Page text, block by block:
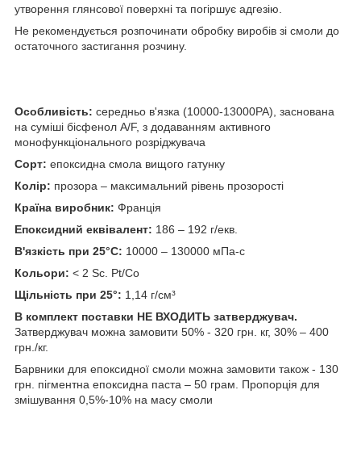
утворення глянсової поверхні та погіршує адгезію.
Не рекомендується розпочинати обробку виробів зі смоли до
остаточного застигання розчину.
Особливість: середньо в'язка (10000-13000PA), заснована
на суміші бісфенол А/F, з додаванням активного
монофункціонального розріджувача
Сорт: епоксидна смола вищого гатунку
Колір: прозора – максимальний рівень прозорості
Країна виробник: Франція
Епоксидний еквівалент: 186 – 192 г/екв.
В'язкість при 25°С: 10000 – 130000 мПа-с
Кольори: < 2 Sc. Pt/Co
Щільність при 25°: 1,14 г/см³
В комплект поставки НЕ ВХОДИТЬ затверджувач.
Затверджувач можна замовити 50% - 320 грн. кг, 30% – 400
грн./кг.
Барвники для епоксидної смоли можна замовити також - 130
грн. пігментна епоксидна паста – 50 грам. Пропорція для
змішування 0,5%-10% на масу смоли